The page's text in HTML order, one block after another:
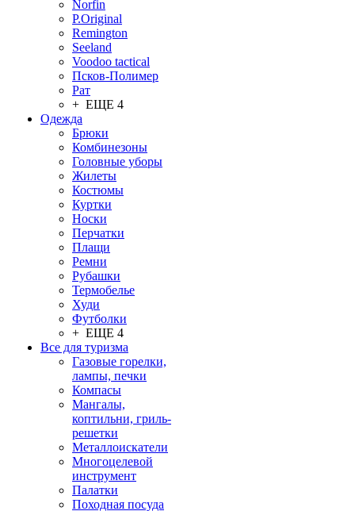
Norfin
P.Original
Remington
Seeland
Voodoo tactical
Псков-Полимер
Рат
+ ЕЩЕ 4
Одежда
Брюки
Комбинезоны
Головные уборы
Жилеты
Костюмы
Куртки
Носки
Перчатки
Плащи
Ремни
Рубашки
Термобелье
Худи
Футболки
+ ЕЩЕ 4
Все для туризма
Газовые горелки,
лампы, печки
Компасы
Мангалы,
коптильни, гриль-
решетки
Металлоискатели
Многоцелевой
инструмент
Палатки
Походная посуда